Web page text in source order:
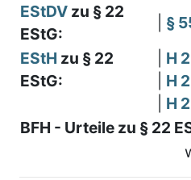
EStDV zu § 22
EStG:
§
EStH zu § 22
EStG:
H
H
H
BFH - Urteile zu § 22